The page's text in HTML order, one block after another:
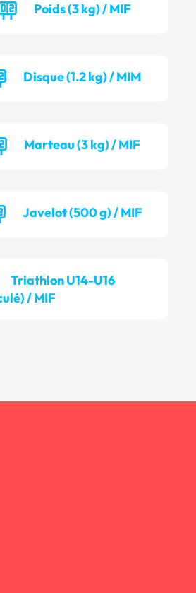
Poids (3 kg) / MIF
Disque (1.2 kg) / MIM
Marteau (3 kg) / MIF
Javelot (500 g) / MIF
Triathlon U14-U16
/ MIF